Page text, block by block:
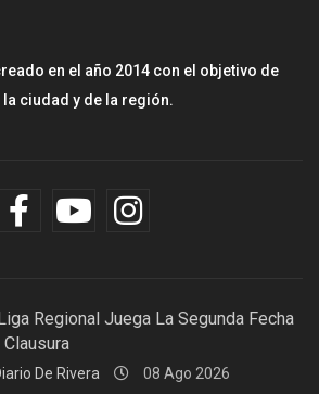
en el año 2014 con el objetivo de
ciudad y de la región.
Regional Juega La Segunda Fecha
Clausura
De Rivera 08 Ago 2026